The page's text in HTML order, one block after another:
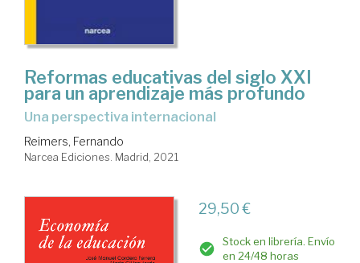
Reformas educativas del siglo XXI
para un aprendizaje más profundo
una perspectiva internacional
Reimers, Fernando
Narcea Ediciones. Madrid, 2021
29,50 €
Stock en librería. Envío
en 24/48 horas